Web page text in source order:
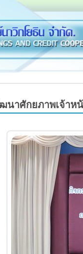
นาศักยภาพเจ้าห